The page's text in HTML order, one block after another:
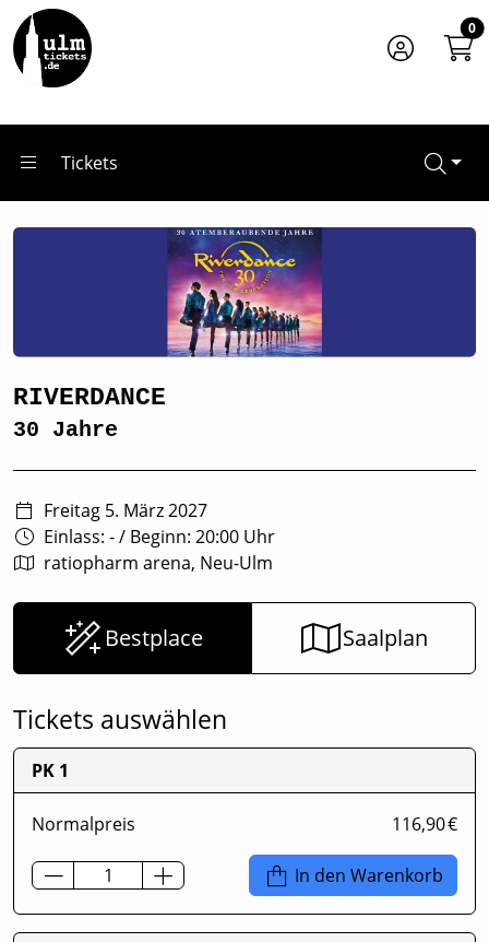
Zum Hauptinhalt springen 0
Tickets
Startseite
Tickets
RIVERDANCE
RIVERDANCE
30 Jahre
Freitag 5. März 2027
Einlass: -/ Beginn: 20:00 Uhr
ratiopharm arena, Neu-Ulm
Bestplace Saalplan
Tickets auswählen
PK 1
Normalpreis 116,90 €
In den Warenkorb